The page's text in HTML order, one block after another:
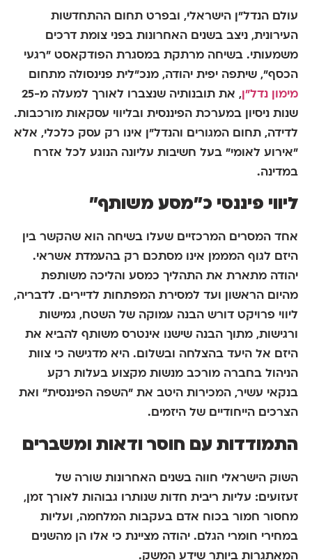
עולם הנדל"ן הישראלי, ובפרט תחום ההתחדשות
העירונית, ניצב בשנים האחרונות בפני צומת דרכים
משמעותי. בשיחה מרתקת במסגרת הפודקאסט "רגעי
הכסף", שיתפה יפית יהודה, מנכ"לית פנינסולה מתחום
מימון נדל"ן
, את תובנותיה שנצברו לאורך למעלה מ-25
שנות ניסיון במערכת הפיננסית ובליווי עסקאות מורכבות.
לדידה, תחום המגורים והנדל"ן אינו רק עסק כלכלי, אלא
"אירוע לאומי" בעל חשיבות עליונה הנוגע לכל אזרח
במדינה.
ליווי פיננסי כ"מסע משותף"
אחד המסרים המרכזיים שעלו בשיחה הוא שהקשר בין
היזם לגוף המממן אינו מסתכם רק בהעמדת אשראי.
יהודה מתארת את התהליך כמסע והליכה משותפת
מהיום הראשון ועד למסירת המפתחות לדיירים. לדבריה,
ליווי פרויקט דורש הבנה עמוקה של השטח, גמישות
ורגישות, מתוך הבנה שישנו אינטרס משותף להביא את
היזם אל היעד בהצלחה ובשלום. היא מדגישה כי צוות
הניהול בחברה מורכב מנשות מקצוע בעלות רקע
בנקאי עשיר, המכירות היטב את "השפה הפיננסית" ואת
הצרכים הייחודיים של היזמים.
התמודדות עם חוסר ודאות ומשברים
השוק הישראלי חווה בשנים האחרונות שורה של
זעזועים: עליות ריבית חדות שנותרו גבוהות לאורך זמן,
מחסור חמור בכוח אדם בעקבות המלחמה, ועליות
במחירי חומרי הגלם. יהודה מציינת כי אלו הן מהשנים
המאתגרות ביותר שידע המשק.